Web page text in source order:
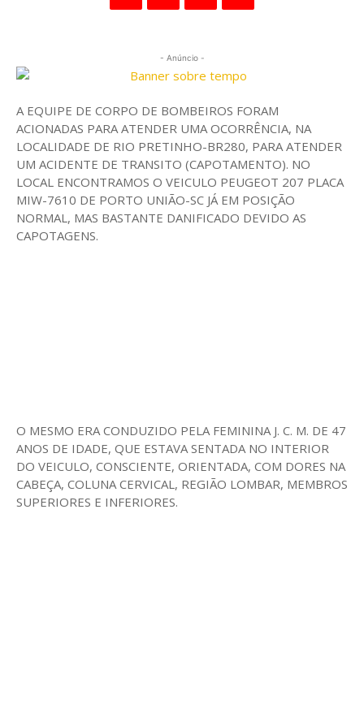
- Anúncio -
A EQUIPE DE CORPO DE BOMBEIROS FORAM
ACIONADAS PARA ATENDER UMA OCORRÊNCIA, NA
LOCALIDADE DE RIO PRETINHO-BR280, PARA ATENDER
UM ACIDENTE DE TRANSITO (CAPOTAMENTO). NO
LOCAL ENCONTRAMOS O VEICULO PEUGEOT 207 PLACA
MIW-7610 DE PORTO UNIÃO-SC JÁ EM POSIÇÃO
NORMAL, MAS BASTANTE DANIFICADO DEVIDO AS
CAPOTAGENS.
O MESMO ERA CONDUZIDO PELA FEMININA J. C. M. DE 47
ANOS DE IDADE, QUE ESTAVA SENTADA NO INTERIOR
DO VEICULO, CONSCIENTE, ORIENTADA, COM DORES NA
CABEÇA, COLUNA CERVICAL, REGIÃO LOMBAR, MEMBROS
SUPERIORES E INFERIORES.